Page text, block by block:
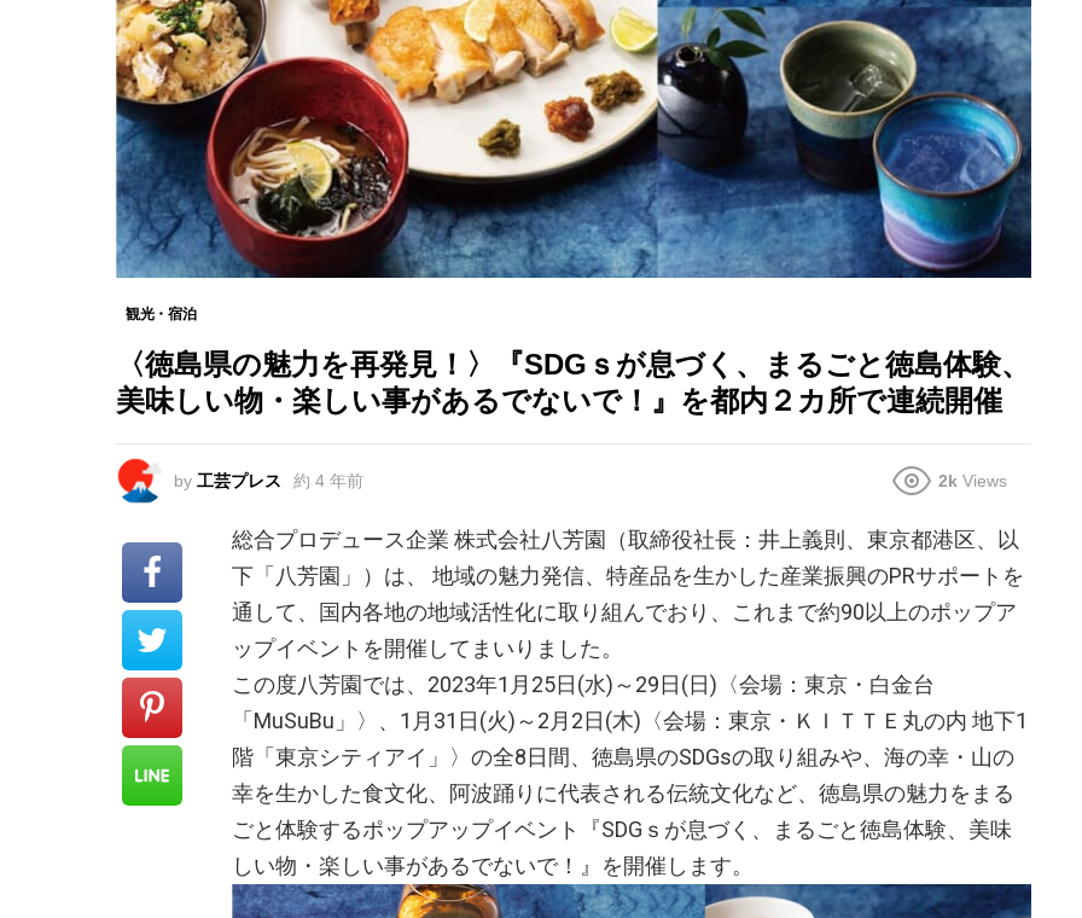
観光・宿泊
〈徳島県の魅力を再発見！〉『SDGｓが息づく、まるごと徳島体験、
美味しい物・楽しい事があるでないで！』を都内２カ所で連続開催
by 工芸プレス 約 4 年前 2k Views
総合プロデュース企業 株式会社八芳園（取締役社長：井上義則、東京都港区、以
下「八芳園」）は、 地域の魅力発信、特産品を生かした産業振興のPRサポートを
通して、国内各地の地域活性化に取り組んでおり、これまで約90以上のポップア
ップイベントを開催してまいりました。
この度八芳園では、2023年1月25日(水)～29日(日)〈会場：東京・白金台
「MuSuBu」〉、1月31日(火)～2月2日(木)〈会場：東京・ＫＩＴＴＥ丸の内 地下1
階「東京シティアイ」〉の全8日間、徳島県のSDGsの取り組みや、海の幸・山の
幸を生かした食文化、阿波踊りに代表される伝統文化など、徳島県の魅力をまる
ごと体験するポップアップイベント『SDGｓが息づく、まるごと徳島体験、美味
しい物・楽しい事があるでないで！』を開催します。